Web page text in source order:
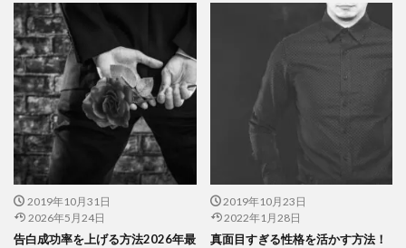
2019年10月31日
2026年5月24日
告白成功率を上げる方法2026年最
2019年10月23日
2022年1月28日
真面目すぎる性格を活かす方法！